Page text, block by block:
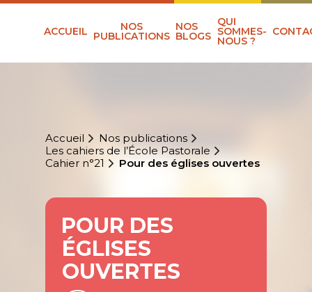
ACCUEIL NOS
PUBLICATIONS
NOS
BLOGS
QUI
SOMMES-
NOUS ?
Accueil
Nos publications
Les cahiers de l’École Pastorale
Cahier n°21
Pour des églises ouvertes
POUR DES
ÉGLISES
OUVERTES